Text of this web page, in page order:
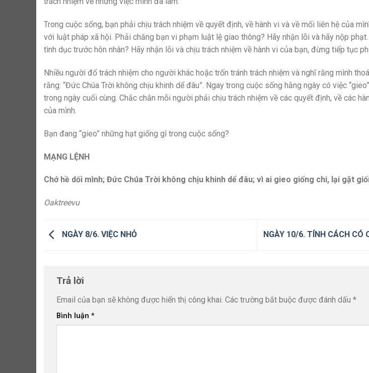
Trong cuộc sống, bạn phải chịu trách nhiệm về quyết định, về hành vi và về mối liên hệ của
với luật pháp xã hội. Phải chăng bạn vi phạm luật lệ giao thông? Hãy nhận lỗi và hãy nộp
tình dục trước hôn nhân? Hãy nhận lỗi và chịu trách nhiệm về hành vi của bạn, đừng tiếp tục
Nhiều người đổ trách nhiệm cho người khác hoặc trốn tránh trách nhiệm và nghĩ rằng mình
rằng: “Đức Chúa Trời không chịu khinh dể đâu”. Ngay trong cuộc sống hằng ngày có việc
trong ngày cuối cùng. Chắc chắn mỗi người phải chịu trách nhiệm về các quyết định, về các
của mình.
Bạn đang “gieo” những hạt giống gì trong cuộc sống?
MẠNG LỆNH
Chớ hề dối mình; Đức Chúa Trời không chịu khinh dể đâu; vì ai gieo giống chi, lại gặt
Oaktreevu
NGÀY 8/6. VIỆC NHỎ NGÀY 10/6. TÍNH CÁCH CÓ
Trả lời
Email của bạn sẽ không được hiển thị công khai. Các trường bắt buộc được đánh dấu *
Bình luận *